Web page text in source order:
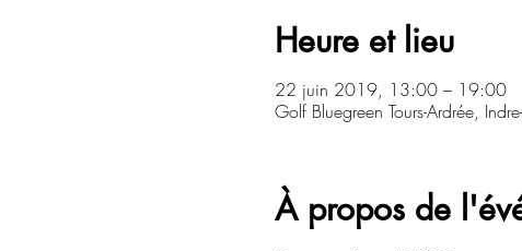
Heure et lieu
22 juin 2019, 13:00 – 19:00
Golf Bluegreen Tours-Ardrée,
À propos de